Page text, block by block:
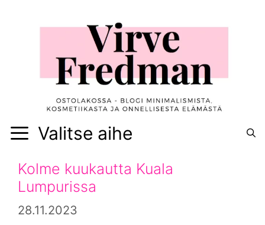
Valitse aihe
Kolme kuukautta Kuala
Lumpurissa
28.11.2023